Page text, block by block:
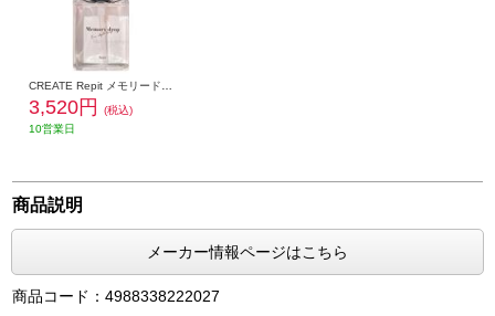
3,520円
(税込)
10営業日
商品説明
メーカー情報ページはこちら
商品コード：4988338222027